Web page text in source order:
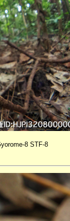
8 STF-8